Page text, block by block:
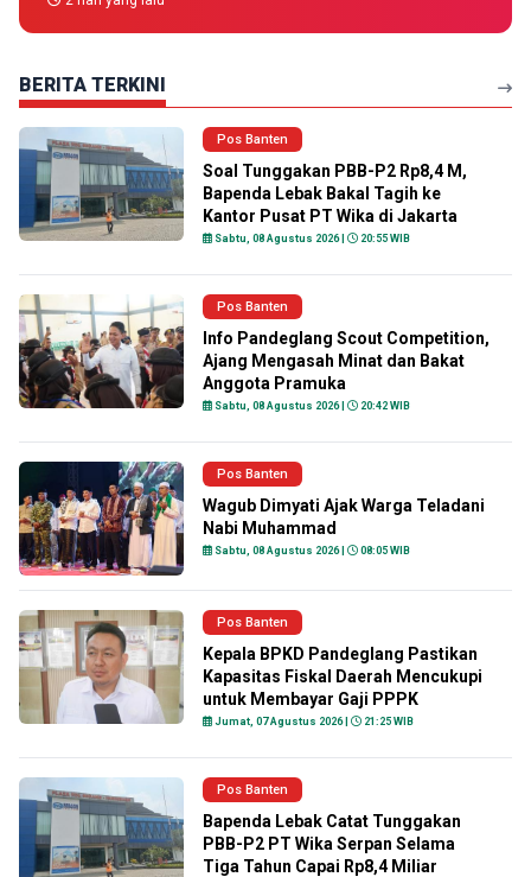
BERITA TERKINI
Pos Banten
Soal Tunggakan PBB-P2 Rp8,4 M,
Bapenda Lebak Bakal Tagih ke
Kantor Pusat PT Wika di Jakarta
Sabtu, 08 Agustus 2026 | 20:55 WIB
Pos Banten
Info Pandeglang Scout Competition,
Ajang Mengasah Minat dan Bakat
Anggota Pramuka
Sabtu, 08 Agustus 2026 | 20:42 WIB
Pos Banten
Wagub Dimyati Ajak Warga Teladani
Nabi Muhammad
Sabtu, 08 Agustus 2026 | 08:05 WIB
Pos Banten
Kepala BPKD Pandeglang Pastikan
Kapasitas Fiskal Daerah Mencukupi
untuk Membayar Gaji PPPK
Jumat, 07 Agustus 2026 | 21:25 WIB
Pos Banten
Bapenda Lebak Catat Tunggakan
PBB-P2 PT Wika Serpan Selama
Tiga Tahun Capai Rp8,4 Miliar